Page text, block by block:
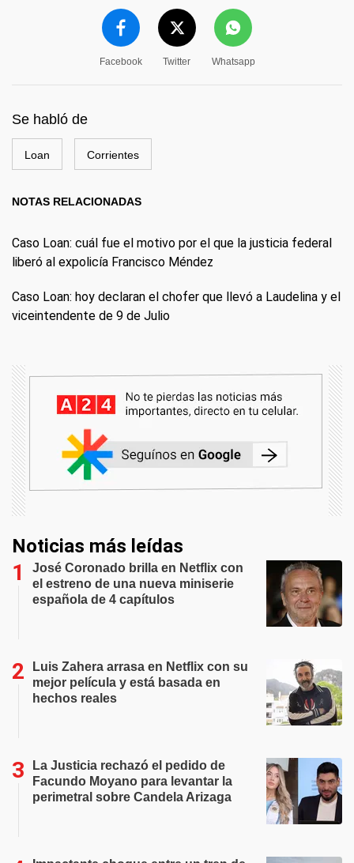
Facebook Twitter Whatsapp
Se habló de
Loan Corrientes
NOTAS RELACIONADAS
Caso Loan: cuál fue el motivo por el que la justicia federal
liberó al expolicía Francisco Méndez
Caso Loan: hoy declaran el chofer que llevó a Laudelina y el
viceintendente de 9 de Julio
Noticias más leídas
José Coronado brilla en Netflix con
el estreno de una nueva miniserie
española de 4 capítulos
Luis Zahera arrasa en Netflix con su
mejor película y está basada en
hechos reales
La Justicia rechazó el pedido de
Facundo Moyano para levantar la
perimetral sobre Candela Arizaga